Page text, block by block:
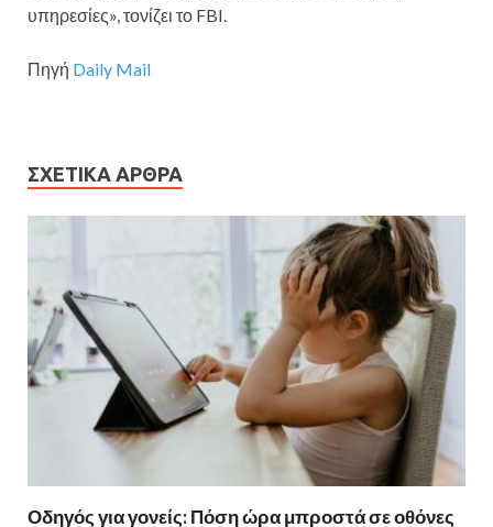
υπηρεσίες», τονίζει το FBI.
Πηγή Daily Mail
ΣΧΕΤΙΚΆ ΆΡΘΡΑ
Οδηγός για γονείς: Πόση ώρα μπροστά σε οθόνες